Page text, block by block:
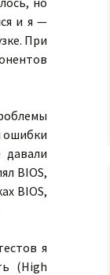
и я —
При
ошибки
BIOS,
BIOS,
я
(High